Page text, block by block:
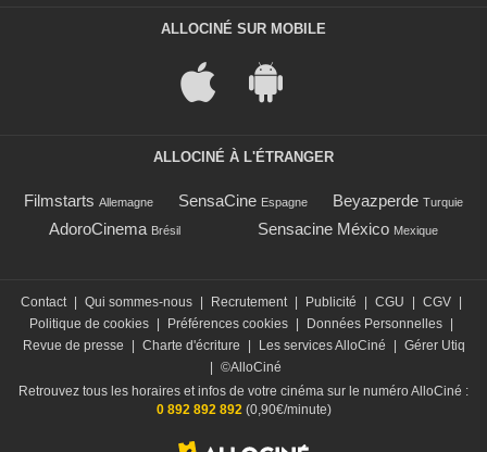
ALLOCINÉ SUR MOBILE
ALLOCINÉ À L'ÉTRANGER
Filmstarts Allemagne SensaCine Espagne Beyazperde Turquie
AdoroCinema Brésil Sensacine México Mexique
Contact Qui sommes-nous Recrutement Publicité CGU CGV
Politique de cookies
Préférences cookies Données Personnelles
Revue de presse
Charte d'écriture Les services AlloCiné
Gérer Utiq
©AlloCiné
Retrouvez tous les horaires et infos de votre cinéma sur le numéro AlloCiné :
0 892 892 892(0,90€/minute)